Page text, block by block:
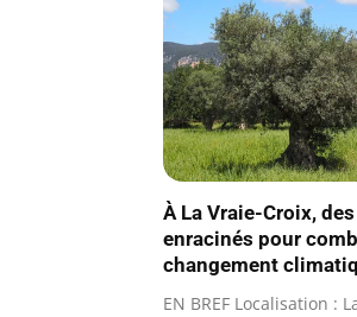
À La Vraie-Croix,
enracinés pour
changement
EN BREF Localisation :